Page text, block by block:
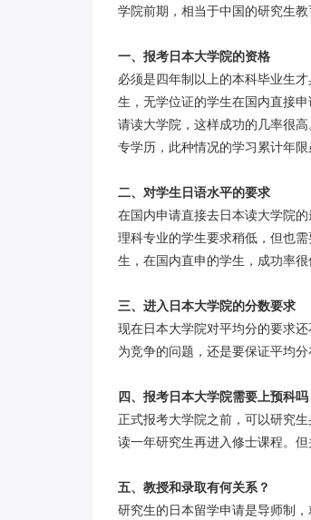
学院前期，相当于中国的研究生
一、报考日本大学院的资格
必须是四年制以上的本科毕业生
生，无学位证的学生在国内直接
请读大学院，这样成功的几率很
专学历，此种情况的学习累计年
二、对学生日语水平的要求
在国内申请直接去日本读大学院
理科专业的学生要求稍低，但也
生，在国内直申的学生，成功率很
三、进入日本大学院的分数要求
现在日本大学院对平均分的要求
为竞争的问题，还是要保证平均
四、报考日本大学院需要上预科吗
正式报考大学院之前，可以研究
读一年研究生再进入修士课程。
五、教授和录取有何关系？
研究生的日本留学申请是导师制